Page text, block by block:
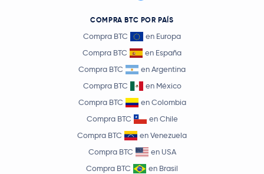
COMPRA BTC POR PAÍS
Compra BTC
en Europa
Compra BTC
en España
Compra BTC
en Argentina
Compra BTC
en México
Compra BTC
en Colombia
Compra BTC
en Chile
Compra BTC
en Venezuela
Compra BTC
en USA
Compra BTC
en Brasil